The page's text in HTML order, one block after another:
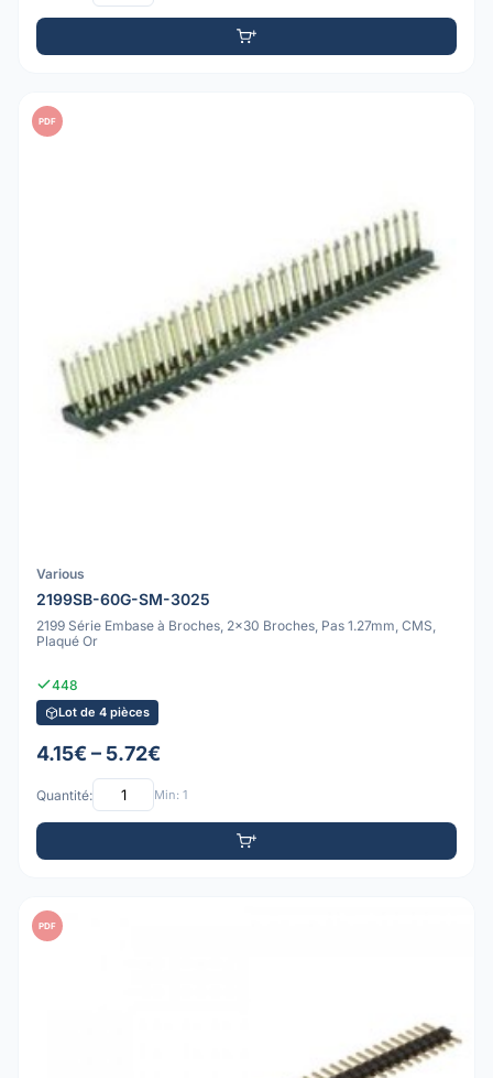
PDF
Various
2199SB-60G-SM-3025
2199 Série Embase à Broches, 2x30 Broches, Pas 1.27mm, CMS,
Plaqué Or
448
Lot de 4 pièces
4.15€ – 5.72€
Quantité: Min: 1
PDF